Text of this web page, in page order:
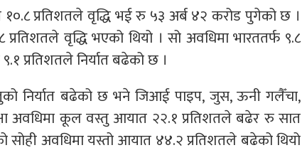
प्रतिशतले वृद्धि भई रु ५३ अर्ब ४२ करोड पुगेको छ ।
प्रतिशतले वृद्धि भएको थियो । सो अवधिमा भारततर्फ ९.८
प्रतिशतले निर्यात बढेको छ ।
निर्यात बढेको छ भने जिआई पाइप, जुस, ऊनी गलैँचा,
अवधिमा कूल वस्तु आयात २२.१ प्रतिशतले बढेर रु सात
सोही अवधिमा यस्तो आयात ४४.२ प्रतिशतले बढेको थियो